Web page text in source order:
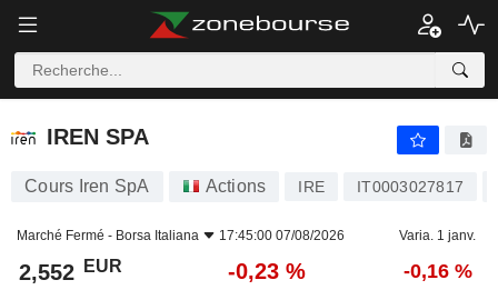
IREN SPA
IREN SPA
Cours Iren SpA Actions IRE IT0003027817
Marché Fermé - Borsa Italiana 17:45:00 07/08/2026 Varia. 1 janv.
2,552 EUR -0,23 % -0,16 %